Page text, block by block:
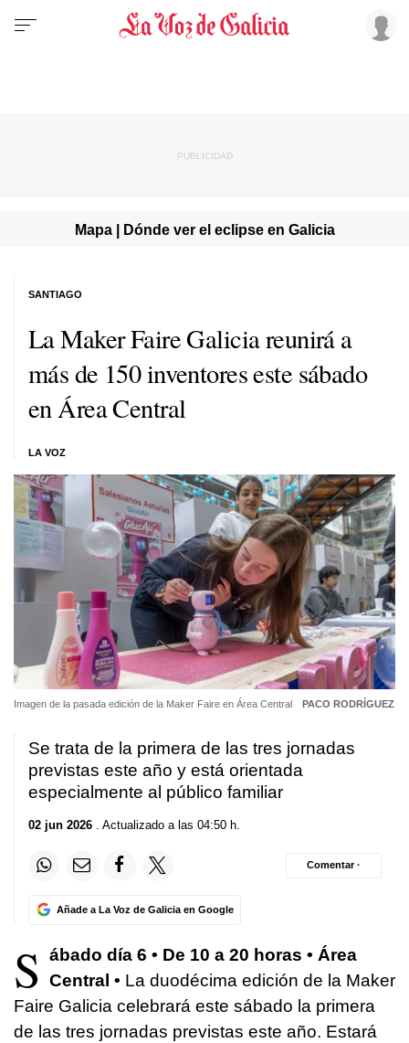
Mapa | Dónde ver el eclipse en Galicia
La Maker Faire Galicia reunirá a
más de 150 inventores este sábado
en Área Central
LA VOZ
SANTIAGO
Imagen de la pasada edición de la Maker Faire en Área Central PACO RODRÍGUEZ
Se trata de la primera de las tres jornadas
previstas este año y está orientada
especialmente al público familiar
02 jun 2026 . Actualizado a las 04:50 h.
Añade a La Voz de Galicia en Google
Comentar ·
S
ábado día 6 • De 10 a 20 horas • Área
Central • La duodécima edición de la Maker
Faire Galicia celebrará este sábado la primera
de las tres jornadas previstas este año. Estará